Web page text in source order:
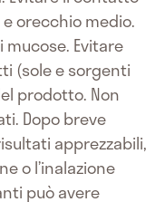
orecchio medio.
Evitare
(sole e sorgenti
prodotto. Non
Dopo breve
apprezzabili,
o l’inalazione
può avere